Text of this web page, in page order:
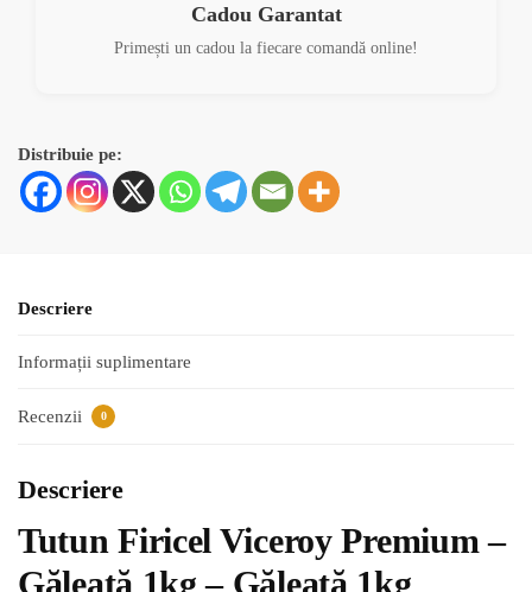
Cadou Garantat
Primești un cadou la fiecare comandă online!
Distribuie pe:
Descriere
Informații suplimentare
Recenzii 0
Descriere
Tutun Firicel Viceroy Premium –
Găleată 1kg – Găleată 1kg